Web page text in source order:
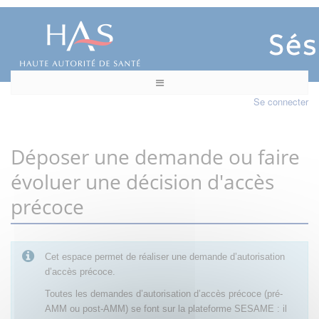
Se connecter
Déposer une demande ou faire
évoluer une décision d'accès
précoce
Cet espace permet de réaliser une demande d’autorisation
d’accès précoce.
Toutes les demandes d’autorisation d’accès précoce (pré-
AMM ou post-AMM) se font sur la plateforme SESAME : il